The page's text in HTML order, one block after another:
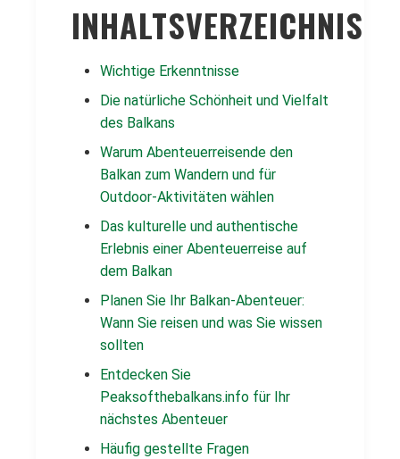
INHALTSVERZEICHNIS
Wichtige Erkenntnisse
Die natürliche Schönheit und Vielfalt
des Balkans
Warum Abenteuerreisende den
Balkan zum Wandern und für
Outdoor-Aktivitäten wählen
Das kulturelle und authentische
Erlebnis einer Abenteuerreise auf
dem Balkan
Planen Sie Ihr Balkan-Abenteuer:
Wann Sie reisen und was Sie wissen
sollten
Entdecken Sie
Peaksofthebalkans.info für Ihr
nächstes Abenteuer
Häufig gestellte Fragen